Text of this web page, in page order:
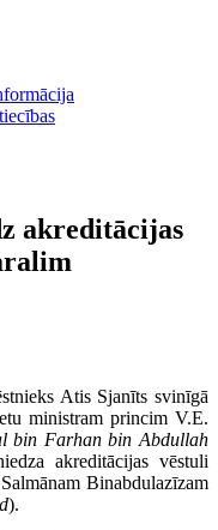
akreditācijas
Atis Sjanīts svinīgā
ministram princim V.E.
bin Farhan bin Abdullah
akreditācijas vēstuli
Binabdulazīzam
).